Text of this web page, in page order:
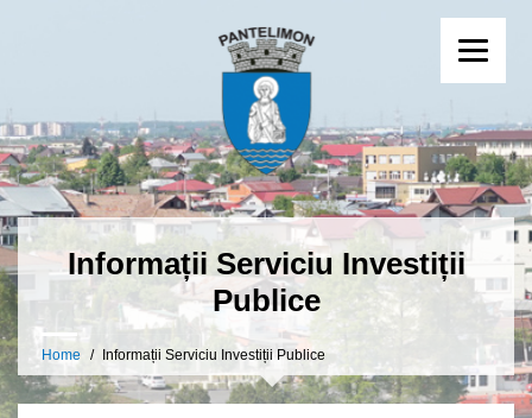
Informații Serviciu Investiții
Publice
Home Informații Serviciu Investiții Publice